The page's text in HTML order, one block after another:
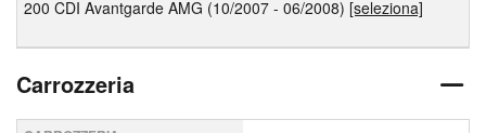
200 CDI Avantgarde AMG (10/2007 - 06/2008) [seleziona]
Carrozzeria